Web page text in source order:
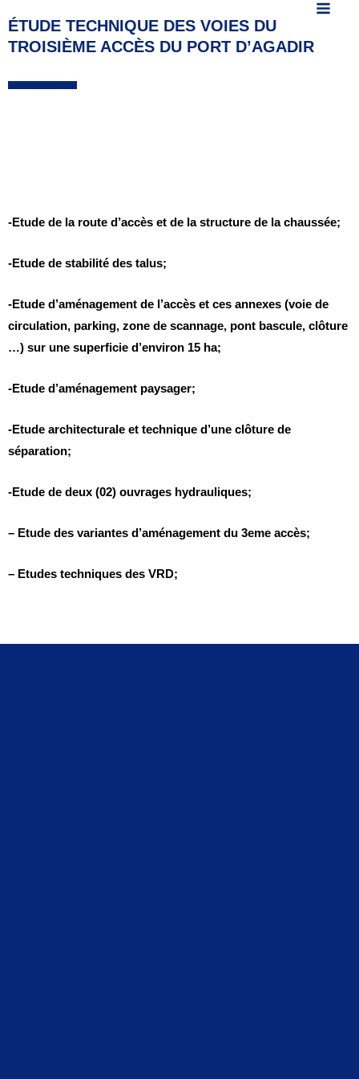
ÉTUDE TECHNIQUE DES VOIES DU
TROISIÈME ACCÈS DU PORT D’AGADIR
-Etude de la route d’accès et de la structure de la chaussée;
-Etude de stabilité des talus;
-Etude d’aménagement de l’accès et ces annexes (voie de
circulation, parking, zone de scannage, pont bascule, clôture
…) sur une superficie d’environ 15 ha;
-Etude d’aménagement paysager;
-Etude architecturale et technique d’une clôture de
séparation;
-Etude de deux (02) ouvrages hydrauliques;
– Etude des variantes d’aménagement du 3eme accès;
– Etudes techniques des VRD;